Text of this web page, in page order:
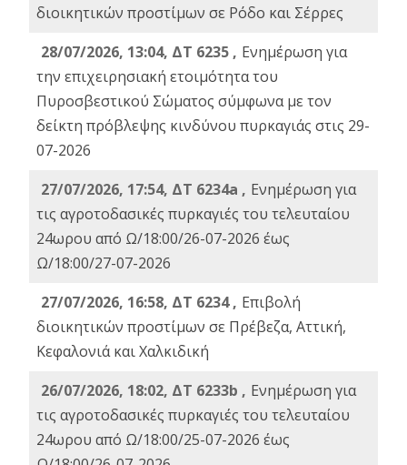
διοικητικών προστίμων σε Ρόδο και Σέρρες
28/07/2026, 13:04, ΔΤ 6235 , Ενημέρωση για
την επιχειρησιακή ετοιμότητα του
Πυροσβεστικού Σώματος σύμφωνα με τον
δείκτη πρόβλεψης κινδύνου πυρκαγιάς στις 29-
07-2026
27/07/2026, 17:54, ΔΤ 6234a , Ενημέρωση για
τις αγροτοδασικές πυρκαγιές του τελευταίου
24ωρου από Ω/18:00/26-07-2026 έως
Ω/18:00/27-07-2026
27/07/2026, 16:58, ΔΤ 6234 , Eπιβολή
διοικητικών προστίμων σε Πρέβεζα, Αττική,
Κεφαλονιά και Χαλκιδική
26/07/2026, 18:02, ΔΤ 6233b , Ενημέρωση για
τις αγροτοδασικές πυρκαγιές του τελευταίου
24ωρου από Ω/18:00/25-07-2026 έως